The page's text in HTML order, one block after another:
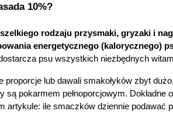
10%?
rodzaju przysmaki, gryzaki i
energetycznego (kalorycznego)
psu wszystkich niezbędnych
proporcje lub dawali smakołyków zbyt
są pokarmem pełnoporcjowym.
artykule: ile smaczków dziennie podawać